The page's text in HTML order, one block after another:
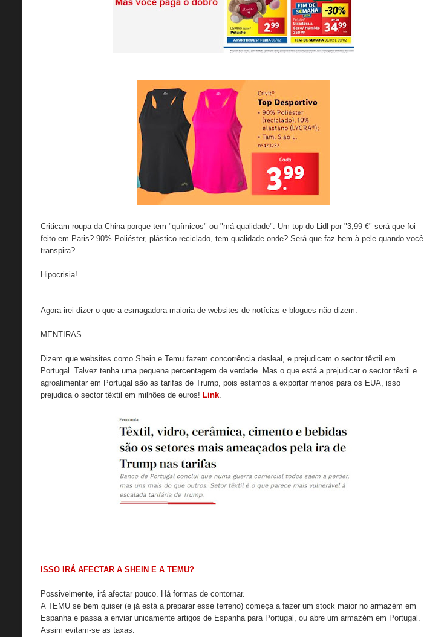
Criticam roupa da China porque tem "químicos" ou "má qualidade". Um top do Lidl por "3,99 €" será que foi
feito em Paris? 90% Poliéster, plástico reciclado, tem qualidade onde? Será que faz bem à pele quando você
transpira?
Hipocrisia!
Agora irei dizer o que a esmagadora maioria de websites de notícias e blogues não dizem:
MENTIRAS
Dizem que websites como Shein e Temu fazem concorrência desleal, e prejudicam o sector têxtil em
Portugal. Talvez tenha uma pequena percentagem de verdade. Mas o que está a prejudicar o sector têxtil e
agroalimentar em Portugal são as tarifas de Trump, pois estamos a exportar menos para os EUA, isso
prejudica o sector têxtil em milhões de euros! Link.
ISSO IRÁ AFECTAR A SHEIN E A TEMU?
Possivelmente, irá afectar pouco. Há formas de contornar.
A TEMU se bem quiser (e já está a preparar esse terreno) começa a fazer um stock maior no armazém em
Espanha e passa a enviar unicamente artigos de Espanha para Portugal, ou abre um armazém em Portugal.
Assim evitam-se as taxas.